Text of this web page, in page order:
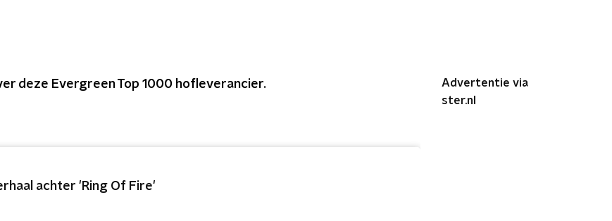
deze Evergreen Top 1000 hofleverancier.
achter 'Ring Of Fire'
Advertentie via
ster.nl